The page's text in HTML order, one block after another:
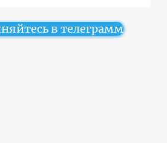
в телеграмм